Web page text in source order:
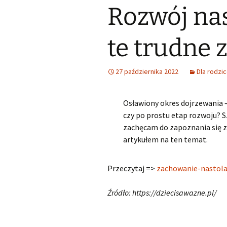
Samorząd
Śląski Klub Karate i Kick-
Boxingu z siedzibą w
Miejsko Gminna
Biblioteka w Woźnikach
MGOK Woźniki
Wykaz zawodów wiedzy,
sportowych, które mogą
być wymienione na
świadectwie ukończenia
Informator szkoły średnie
Wybieram szkołę
Nabór szkoły
ponadpodstawowe
Rozwój
te trudne
27 października 2022 Dla
Osławiony okres dojrzewania
czy po prostu etap rozwoju?
zachęcam do zapoznania się
artykułem na ten temat.
Przeczytaj => zachowanie-
Źródło: https://dziecisawazne.pl/